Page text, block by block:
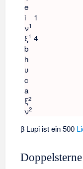
e
i 1
ν1
ξ1 4
b
h
υ
c
a
ξ2
ν2
β Lupi ist ein 500
Doppelsterne